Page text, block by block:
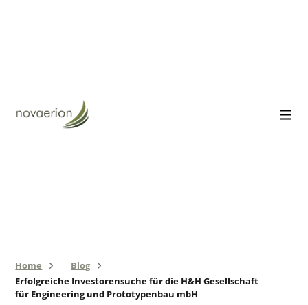
Home
Blog
Erfolgreiche Investorensuche für die H&H Gesellschaft
für Engineering und Prototypenbau mbH